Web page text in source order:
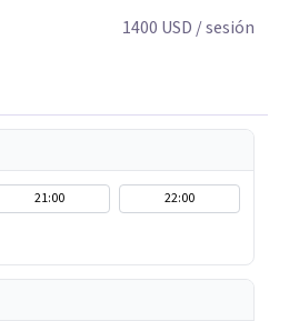
1400 USD / sesión
21:00
22:00